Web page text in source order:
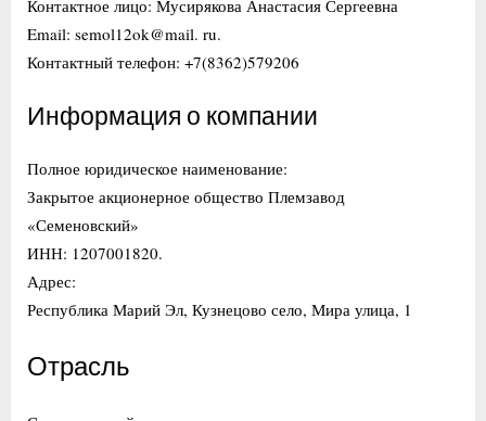
Контактное лицо: Мусирякова Анастасия Сергеевна
Email: semol12ok@mail. ru.
Контактный телефон: +7(8362)579206
Информация о компании
Полное юридическое наименование:
Закрытое акционерное общество Племзавод
«Семеновский»
ИНН: 1207001820.
Адрес:
Республика Марий Эл, Кузнецово село, Мира улица, 1
Отрасль